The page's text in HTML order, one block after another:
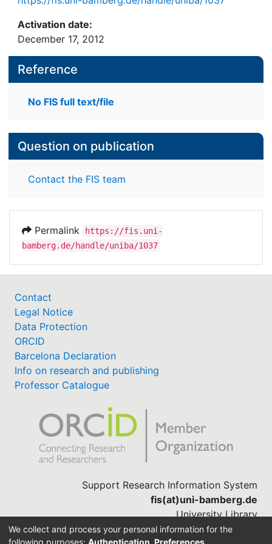
Activation date:
December 17, 2012
Reference
No FIS full text/file
Question on publication
Contact the FIS team
Permalink
https://fis.uni-
bamberg.de/handle/uniba/1037
Contact
Legal Notice
Data Protection
ORCID
Barcelona Declaration
Info on research and publishing
Professor Catalogue
Support Research Information System
fis(at)uni-bamberg.de
University Library
(0951) 863-1568
We collect and process your personal information for the
following purposes: Authentication, Preferences,